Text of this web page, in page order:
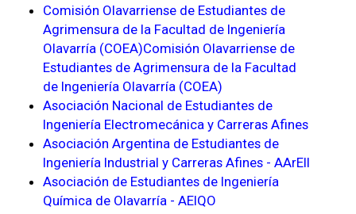
Comisión Olavarriense de Estudiantes de
Agrimensura de la Facultad de Ingeniería
Olavarría (COEA)Comisión Olavarriense de
Estudiantes de Agrimensura de la Facultad
de Ingeniería Olavarría (COEA)
Asociación Nacional de Estudiantes de
Ingeniería Electromecánica y Carreras Afines
Asociación Argentina de Estudiantes de
Ingeniería Industrial y Carreras Afines - AArEII
Asociación de Estudiantes de Ingeniería
Química de Olavarría - AEIQO